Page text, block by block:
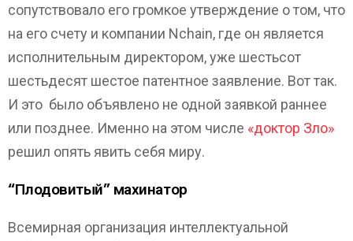
сопутствовало его громкое утверждение о том, что
на его счету и компании Nchain, где он является
исполнительным директором, уже шестьсот
шестьдесят шестое патентное заявление. Вот так.
И это было объявлено не одной заявкой раннее
или позднее. Именно на этом числе «доктор Зло»
решил опять явить себя миру.
“Плодовитый” махинатор
Всемирная организация интеллектуальной